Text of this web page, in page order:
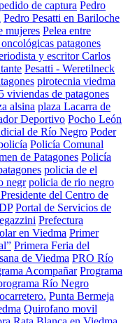
de captura Pedro
Pedro Pesatti en Bariloche
mujeres Pelea entre
patagones
y escritor Carlos
Pesatti - Weretilneck
pirotecnia viedma
viviendas de patagones
alsina plaza Lacarra de
Deportivo Pocho León
de Río Negro Poder
Policía Comunal
de Patagones Policía
policia de el
negr policia de rio negro
del Centro de
Portal de Servicios de
Prefectura
en Viedma Primer
Primera Feria del
de Viedma PRO Río
Acompañar Programa
Río Negro
Punta Bermeja
Quirofano movil